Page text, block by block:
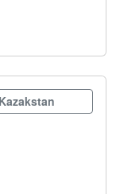
Kazakstan